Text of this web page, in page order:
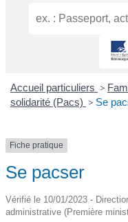
Accueil particuliers >
solidarité (Pacs) > Se
Fiche pratique
Se pacser
Vérifié le 10/01/2023 -
administrative (Première